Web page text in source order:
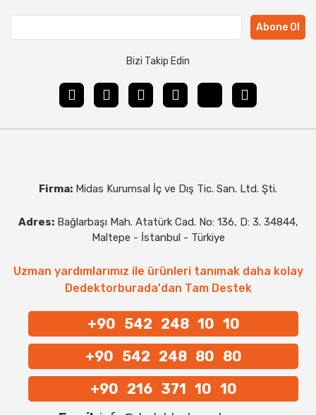
Abone Ol
Bizi Takip Edin
Firma: Midas Kurumsal İç ve Dış Tic. San. Ltd. Şti.
Adres: Bağlarbaşı Mah. Atatürk Cad. No: 136, D: 3. 34844,
Maltepe - İstanbul - Türkiye
Uzman yardımlarımız ile ürünleri tanımak daha kolay
Dedektorburada'dan Tam Destek
+90 542 248 10 10
+90 542 248 80 80
+90 216 371 10 10